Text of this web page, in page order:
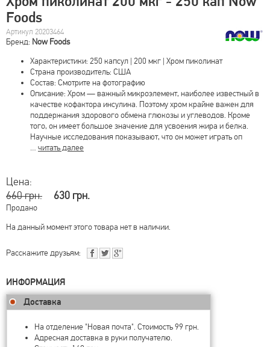
Foods
Артикул 20203464
Бренд: Now Foods
Характеристики: 250 капсул | 200 мкг | Хром пиколинат
Страна производитель: США
Состав: Смотрите на фотографию
Описание: Хром — важный микроэлемент, наиболее известный в
качестве кофактора инсулина. Поэтому хром крайне важен для
поддержания здорового обмена глюкозы и углеводов. Кроме
того, он имеет большое значение для усвоения жира и белка.
Научные исследования показывают, что он может играть оп
… читать далее
Цена:
660 грн.
630 грн.
Продано
На данный момент этого товара нет в наличии.
Расскажите друзьям:
ИНФОРМАЦИЯ
Доставка
На отделение "Новая почта". Стоимость 99 грн.
Адресная доставка в руки получателю.